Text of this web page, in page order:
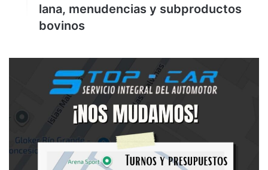
lana, menudencias y subproductos
bovinos